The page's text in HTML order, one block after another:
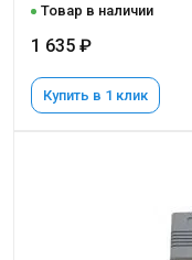
Товар в наличии
1 635 ₽
Купить в 1 клик